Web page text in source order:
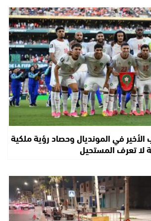
في المونديال وحصاد رؤية ملكية
تعرف المستحيل